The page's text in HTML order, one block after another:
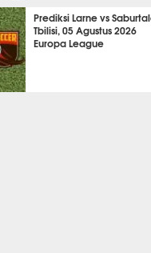
Prediksi Larne vs
Tbilisi, 05 Agustus 2026
Europa League